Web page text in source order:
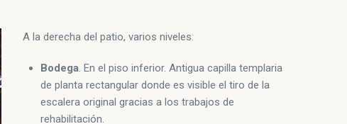
A la derecha del patio, varios niveles:
Bodega . En el piso inferior. Antigua capilla templaria
de planta rectangular donde es visible el tiro de la
escalera original gracias a los trabajos de
rehabilitación.